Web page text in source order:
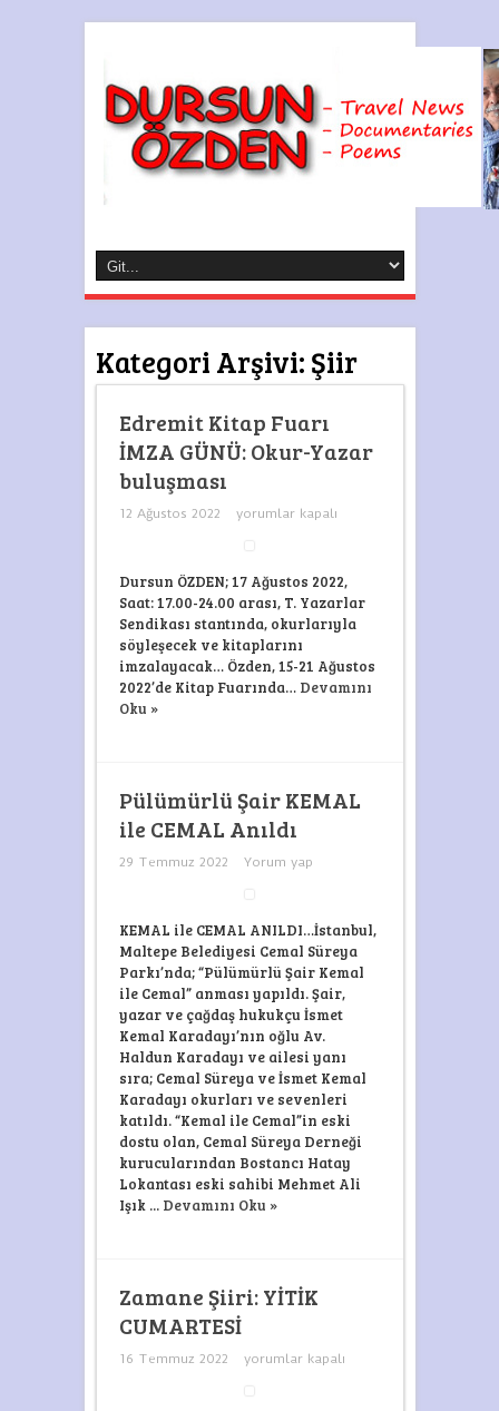
Kategori Arşivi: Şiir
Edremit Kitap Fuarı
İMZA GÜNÜ: Okur-Yazar
buluşması
12 Ağustos 2022
Edremit
GÜNÜ:
Okur-
Yazar
buluşması
için
yorumlar kapalı
Dursun ÖZDEN; 17 Ağustos 2022,
Saat: 17.00-24.00 arası, T. Yazarlar
Sendikası stantında, okurlarıyla
söyleşecek ve kitaplarını
imzalayacak… Özden, 15-21 Ağustos
2022’de Kitap Fuarında… Devamını
Oku »
Pülümürlü Şair KEMAL
ile CEMAL Anıldı
29 Temmuz 2022 Yorum yap
KEMAL ile CEMAL ANILDI…İstanbul,
Maltepe Belediyesi Cemal Süreya
Parkı’nda; “Pülümürlü Şair Kemal
ile Cemal” anması yapıldı. Şair,
yazar ve çağdaş hukukçu İsmet
Kemal Karadayı’nın oğlu Av.
Haldun Karadayı ve ailesi yanı
sıra; Cemal Süreya ve İsmet Kemal
Karadayı okurları ve sevenleri
katıldı. “Kemal ile Cemal”in eski
dostu olan, Cemal Süreya Derneği
kurucularından Bostancı Hatay
Lokantası eski sahibi Mehmet Ali
Işık ... Devamını Oku »
Zamane Şiiri: YİTİK
CUMARTESİ
16 Temmuz 2022
Zamane
yorumlar kapalı